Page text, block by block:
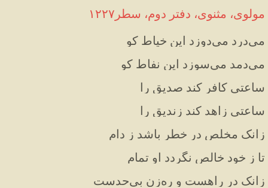
مولوی، مثنوی، دفتر دوم، سطر۱۲۲۷
می‌درد می‌دوزد این خیاط کو
می‌دمد می‌سوزد این نفاط کو
ساعتی کافر کند صدیق را
ساعتی زاهد کند زندیق را
زانک مخلص در خطر باشد ز دام
تا ز خود خالص نگردد او تمام
زانک در راهست و ره‌زن بی‌حدست